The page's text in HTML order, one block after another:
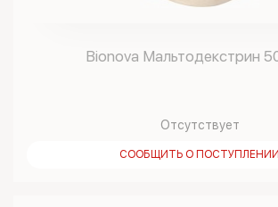
Bionova Мальтодекстрин
Отсутствует
СООБЩИТЬ О ПОСТУПЛЕНИИ